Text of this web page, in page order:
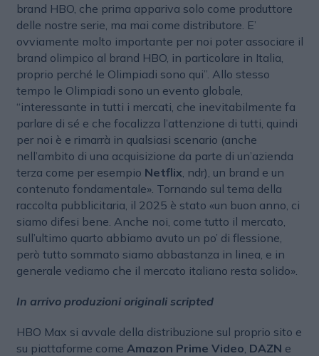
brand HBO, che prima appariva solo come produttore
delle nostre serie, ma mai come distributore. E’
ovviamente molto importante per noi poter associare il
brand olimpico al brand HBO, in particolare in Italia,
proprio perché le Olimpiadi sono qui”. Allo stesso
tempo le Olimpiadi sono un evento globale,
“interessante in tutti i mercati, che inevitabilmente fa
parlare di sé e che focalizza l’attenzione di tutti, quindi
per noi è e rimarrà in qualsiasi scenario (anche
nell’ambito di una acquisizione da parte di un’azienda
terza come per esempio Netflix , ndr), un brand e un
contenuto fondamentale». Tornando sul tema della
raccolta pubblicitaria, il 2025 è stato «un buon anno, ci
siamo difesi bene. Anche noi, come tutto il mercato,
sull’ultimo quarto abbiamo avuto un po’ di flessione,
però tutto sommato siamo abbastanza in linea, e in
generale vediamo che il mercato italiano resta solido».
In arrivo produzioni originali scripted
HBO Max si avvale della distribuzione sul proprio sito e
su piattaforme come Amazon Prime Video DAZN e